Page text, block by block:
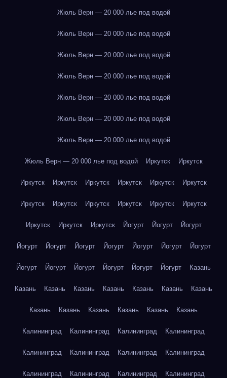
Жюль Верн — 20 000 лье под водой
Жюль Верн — 20 000 лье под водой
Жюль Верн — 20 000 лье под водой
Жюль Верн — 20 000 лье под водой
Жюль Верн — 20 000 лье под водой
Жюль Верн — 20 000 лье под водой
Жюль Верн — 20 000 лье под водой
Жюль Верн — 20 000 лье под водой Иркутск Иркутск
Иркутск Иркутск Иркутск Иркутск Иркутск Иркутск
Иркутск Иркутск Иркутск Иркутск Иркутск Иркутск
Иркутск Иркутск Иркутск Йогурт Йогурт Йогурт
Йогурт Йогурт Йогурт Йогурт Йогурт Йогурт Йогурт
Йогурт Йогурт Йогурт Йогурт Йогурт Йогурт Казань
Казань Казань Казань Казань Казань Казань Казань
Казань Казань Казань Казань Казань Казань
Калининград Калининград Калининград Калининград
Калининград Калининград Калининград Калининград
Калининград Калининград Калининград Калининград